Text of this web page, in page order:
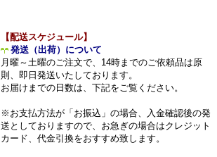
【配送スケジュール】
発送（出荷）について
月曜～土曜のご注文で、14時までのご依頼品は原
則、即日発送いたしております。
お届けまでの日数は、下記をご覧ください。
※お支払方法が「お振込」の場合、入金確認後の発
送としておりますので、お急ぎの場合はクレジット
カード、代金引換をおすすめ致します。